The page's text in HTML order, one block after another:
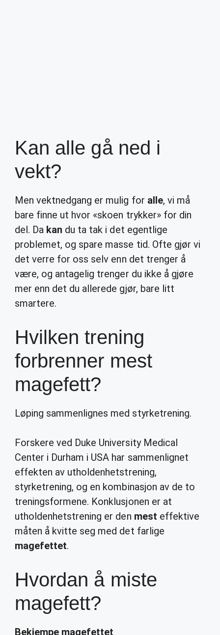
Kan alle gå ned i
vekt?
Men vektnedgang er mulig for alle, vi må
bare finne ut hvor «skoen trykker» for din
del. Da kan du ta tak i det egentlige
problemet, og spare masse tid. Ofte gjør vi
det verre for oss selv enn det trenger å
være, og antagelig trenger du ikke å gjøre
mer enn det du allerede gjør, bare litt
smartere.
Hvilken trening
forbrenner mest
magefett?
Løping sammenlignes med styrketrening.
Forskere ved Duke University Medical
Center i Durham i USA har sammenlignet
effekten av utholdenhetstrening,
styrketrening, og en kombinasjon av de to
treningsformene. Konklusjonen er at
utholdenhetstrening er den mest effektive
måten å kvitte seg med det farlige
magefettet.
Hvordan å miste
magefett?
Bekjempe magefettet